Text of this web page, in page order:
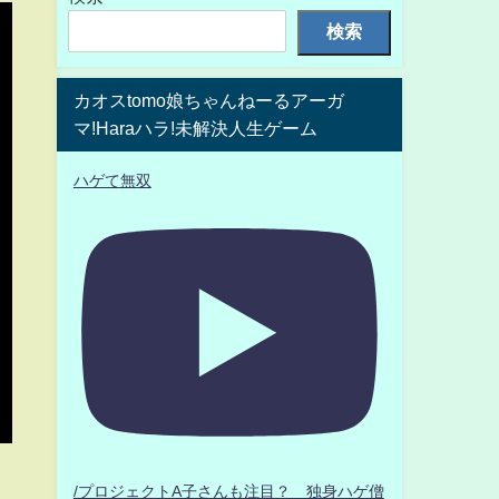
検索
カオスtomo娘ちゃんねーるアーガ
マ!Haraハラ!未解決人生ゲーム
ハゲて無双
/プロジェクトA子さんも注目？ 独身ハゲ僧